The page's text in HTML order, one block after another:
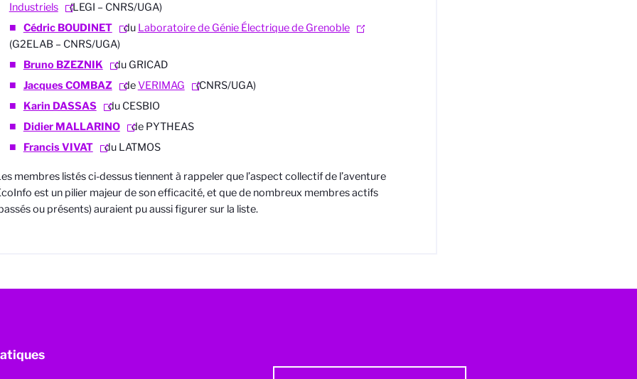
Industriels
(LEGI – CNRS/UGA)
Cédric BOUDINET
du Laboratoire de Génie Électrique de Grenoble
(G2ELAB – CNRS/UGA)
Bruno BZEZNIK
du GRICAD
Jacques COMBAZ
deVERIMAG
(CNRS/UGA)
Karin DASSAS
du CESBIO
Didier MALLARINO
de PYTHEAS
Francis VIVAT
du LATMOS
membres listés ci-dessus tiennent à rappeler que l’aspect collectif de l’aventure
est un pilier majeur de son efficacité, et que de nombreux membres actifs
ou présents) auraient pu aussi figurer sur la liste.